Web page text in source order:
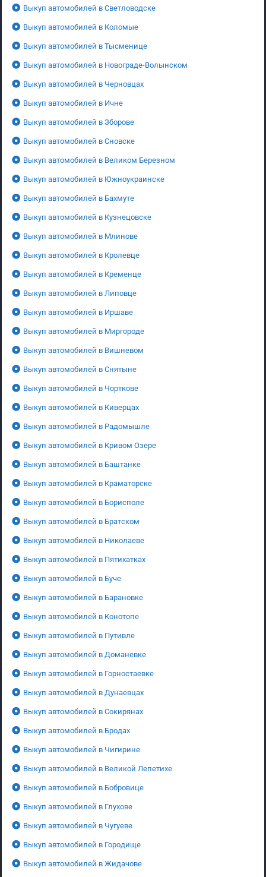
Выкуп автомобилей в Светловодске
Выкуп автомобилей в Коломые
Выкуп автомобилей в Тысменице
Выкуп автомобилей в Новограде-Волынском
Выкуп автомобилей в Черновцах
Выкуп автомобилей в Ичне
Выкуп автомобилей в Зборове
Выкуп автомобилей в Сновске
Выкуп автомобилей в Великом Березном
Выкуп автомобилей в Южноукраинске
Выкуп автомобилей в Бахмуте
Выкуп автомобилей в Кузнецовске
Выкуп автомобилей в Млинове
Выкуп автомобилей в Кролевце
Выкуп автомобилей в Кременце
Выкуп автомобилей в Липовце
Выкуп автомобилей в Иршаве
Выкуп автомобилей в Миргороде
Выкуп автомобилей в Вишневом
Выкуп автомобилей в Снятыне
Выкуп автомобилей в Чорткове
Выкуп автомобилей в Киверцах
Выкуп автомобилей в Радомышле
Выкуп автомобилей в Кривом Озере
Выкуп автомобилей в Баштанке
Выкуп автомобилей в Краматорске
Выкуп автомобилей в Борисполе
Выкуп автомобилей в Братском
Выкуп автомобилей в Николаеве
Выкуп автомобилей в Пятихатках
Выкуп автомобилей в Буче
Выкуп автомобилей в Барановке
Выкуп автомобилей в Конотопе
Выкуп автомобилей в Путивле
Выкуп автомобилей в Доманевке
Выкуп автомобилей в Горностаевке
Выкуп автомобилей в Дунаевцах
Выкуп автомобилей в Сокирянах
Выкуп автомобилей в Бродах
Выкуп автомобилей в Чигирине
Выкуп автомобилей в Великой Лепетихе
Выкуп автомобилей в Бобровице
Выкуп автомобилей в Глухове
Выкуп автомобилей в Чугуеве
Выкуп автомобилей в Городище
Выкуп автомобилей в Жидачове